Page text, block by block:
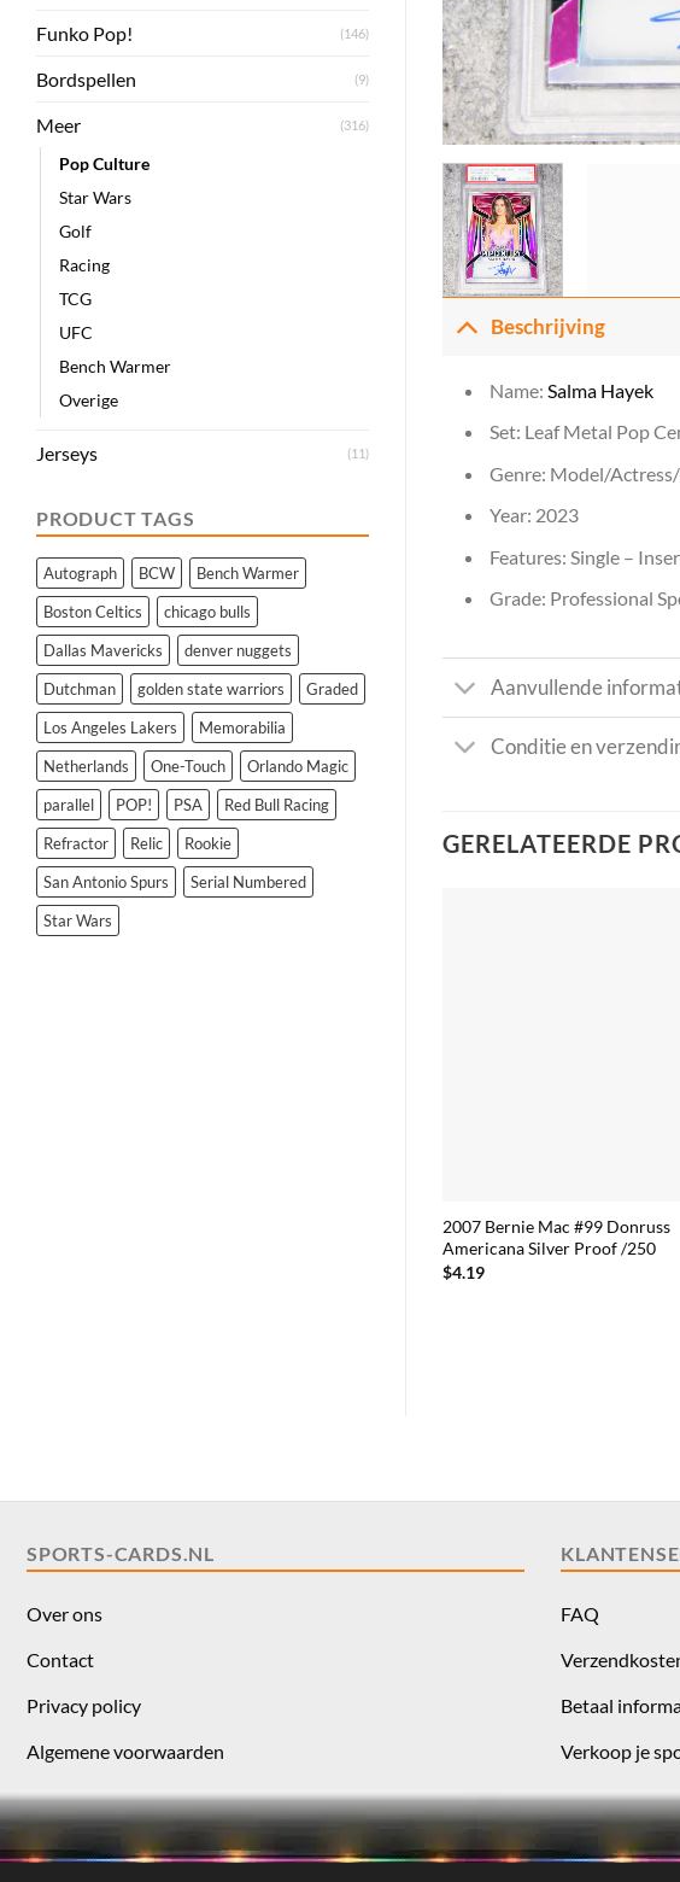
Funko Pop! (146)
Bordspellen (9)
Meer (316)
Pop Culture
Star Wars
Golf
Racing
TCG
UFC
Bench Warmer
Overige
Jerseys (11)
PRODUCT TAGS
Autograph BCW
Bench Warmer
Boston Celtics
chicago bulls
Dallas Mavericks
denver nuggets
Dutchman
golden state warriors
Graded
Los Angeles Lakers
Memorabilia
Netherlands
One-Touch
Orlando Magic
parallel
POP! PSA
Red Bull Racing
Refractor
Relic
Rookie
San Antonio Spurs
Serial Numbered
Star Wars
Beschrijving
Name: Salma Hayek
Set: Leaf Metal Pop
Genre: Model/
Year: 2023
Features: Single –
Grade: Professional
Aanvullende
Conditie en
GERELATEERDE
2007 Bernie Mac #99 Donruss
Americana Silver Proof /250
$4.19
SPORTS-CARDS.NL
Over ons
Contact
Privacy policy
Algemene voorwaarden
FAQ
Betaal
Verkoop je